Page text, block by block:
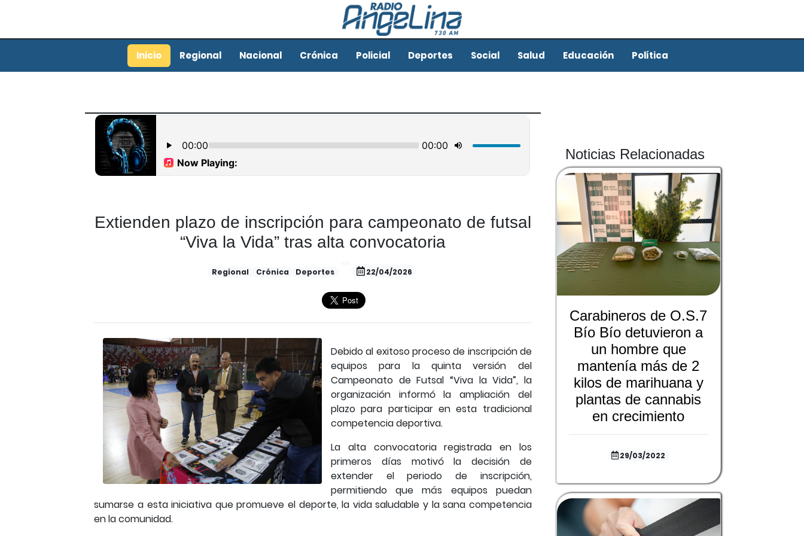
Inicio Regional Nacional Crónica Policial Deportes Social Salud Educación Política
Extienden plazo de inscripción para campeonato de futsal
“Viva la Vida” tras alta convocatoria
Regional Crónica Deportes 22/04/2026
Debido al exitoso proceso de inscripción de
equipos para la quinta versión del
Campeonato de Futsal “Viva la Vida”, la
organización informó la ampliación del
plazo para participar en esta tradicional
competencia deportiva.
La alta convocatoria registrada en los
primeros días motivó la decisión de
extender el periodo de inscripción,
permitiendo que más equipos puedan
sumarse a esta iniciativa que promueve el deporte, la vida saludable y la sana competencia
en la comunidad.
Noticias Relacionadas
Carabineros de O.S.7
Bío Bío detuvieron a
un hombre que
mantenía más de 2
kilos de marihuana y
plantas de cannabis
en crecimiento
29/03/2022